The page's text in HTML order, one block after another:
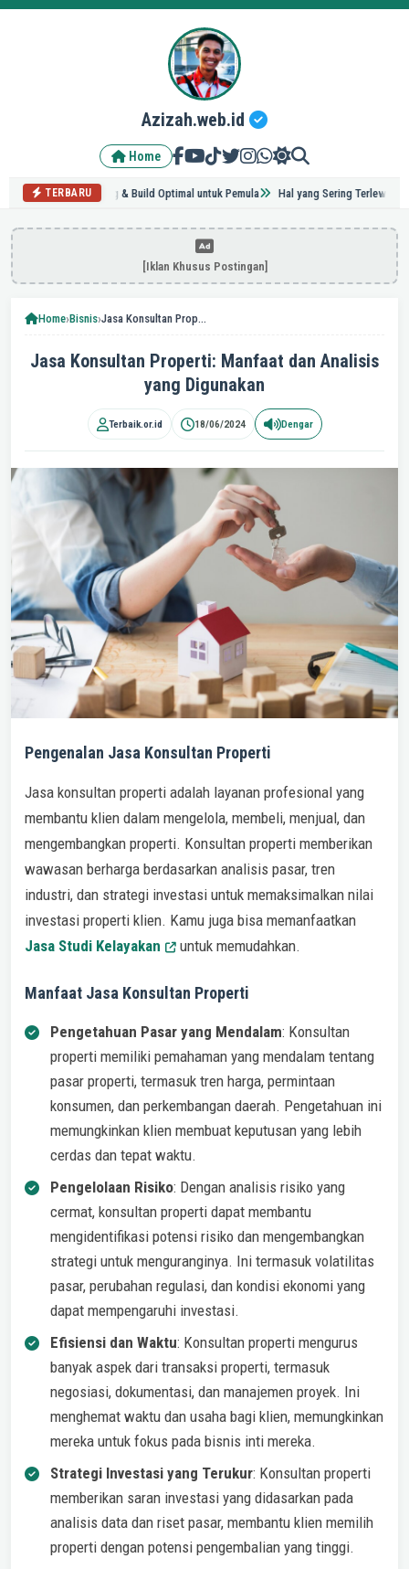
Azizah.web.id
Home
TERBARU
Tips Grinding & Build Optimal untuk Pemula Hal yang Sering Terlewat Saat
[Iklan Khusus Postingan]
Home›Bisnis› Jasa Konsultan Properti: Manfaat dan Analisis yang Digunakan
Jasa Konsultan Properti: Manfaat dan Analisis
yang Digunakan
Terbaik.or.id 18/06/2024 Dengar
Pengenalan Jasa Konsultan Properti
Jasa konsultan properti adalah layanan profesional yang
membantu klien dalam mengelola, membeli, menjual, dan
mengembangkan properti. Konsultan properti memberikan
wawasan berharga berdasarkan analisis pasar, tren
industri, dan strategi investasi untuk memaksimalkan nilai
investasi properti klien. Kamu juga bisa memanfaatkan
Jasa Studi Kelayakan
untuk memudahkan.
Manfaat Jasa Konsultan Properti
Pengetahuan Pasar yang Mendalam: Konsultan
properti memiliki pemahaman yang mendalam tentang
pasar properti, termasuk tren harga, permintaan
konsumen, dan perkembangan daerah. Pengetahuan ini
memungkinkan klien membuat keputusan yang lebih
cerdas dan tepat waktu.
Pengelolaan Risiko: Dengan analisis risiko yang
cermat, konsultan properti dapat membantu
mengidentifikasi potensi risiko dan mengembangkan
strategi untuk menguranginya. Ini termasuk volatilitas
pasar, perubahan regulasi, dan kondisi ekonomi yang
dapat mempengaruhi investasi.
Efisiensi dan Waktu: Konsultan properti mengurus
banyak aspek dari transaksi properti, termasuk
negosiasi, dokumentasi, dan manajemen proyek. Ini
menghemat waktu dan usaha bagi klien, memungkinkan
mereka untuk fokus pada bisnis inti mereka.
Strategi Investasi yang Terukur: Konsultan properti
memberikan saran investasi yang didasarkan pada
analisis data dan riset pasar, membantu klien memilih
properti dengan potensi pengembalian yang tinggi.